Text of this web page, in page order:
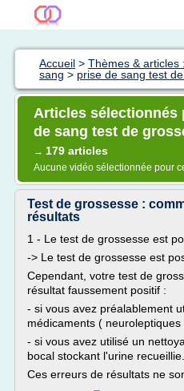
Accueil > Thèmes & articles
sang > prise de sang test
Articles sélectionnés
de sang test de
→ 179 articles
Aucune vidéo sélectionnée pour
Test de grossesse :
résultats
1 - Le test de grossesse est
-> Le test de grossesse est
Cependant, votre test de
résultat faussement positif :
- si vous avez préalablement
médicaments (
- si vous avez utilisé un
bocal stockant l'urine recueillie.
Ces erreurs de résultats ne